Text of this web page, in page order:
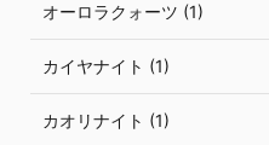
オーロラクォーツ (1)
カイヤナイト (1)
カオリナイト (1)